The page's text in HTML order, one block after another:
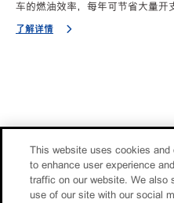
车的燃油效率，每年可节省大量开
了解详情
This website uses cookies and
to enhance user experience
traffic on our website. We also
use of our site with our social